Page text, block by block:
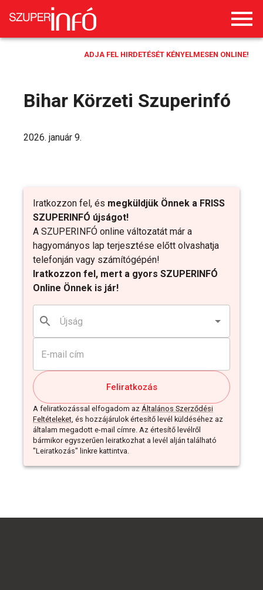
ADJA FEL HIRDETÉSÉT KÉNYELMESEN ONLINE!
Bihar Körzeti Szuperinfó
Iratkozzon fel, és megküldjük Önnek a FRISS
SZUPERINFÓ újságot!
A SZUPERINFÓ online változatát már a
hagyományos lap terjesztése előtt olvashatja
telefonján vagy számítógépén!
Iratkozzon fel, mert a gyors SZUPERINFÓ
Online Önnek is jár!
Feliratkozás
A feliratkozással elfogadom az Általános Szerződési
Feltételeket, és hozzájárulok értesítő levél küldéséhez az
általam megadott e-mail címre. Az értesítő levélről
bármikor egyszerűen leiratkozhat a levél alján található
"Leiratkozás" linkre kattintva.
2026. január 9.